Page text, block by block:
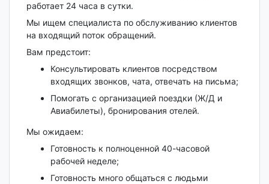
работает 24 часа в сутки.
Мы ищем специалиста по обслуживанию клиентов
на входящий поток обращений.
Вам предстоит:
Консультировать клиентов посредством
входящих звонков, чата, отвечать на письма;
Помогать с организацией поездки (Ж/Д и
Авиабилеты), бронирования отелей.
Мы ожидаем:
Готовность к полноценной 40-часовой
рабочей неделе;
Готовность много общаться с людьми